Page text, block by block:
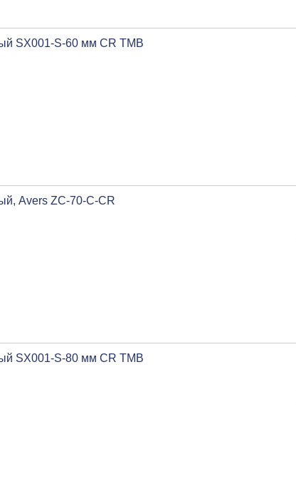
SX001-S-60 мм CR ТМВ
Avers ZC-70-C-CR
SX001-S-80 мм CR ТМВ